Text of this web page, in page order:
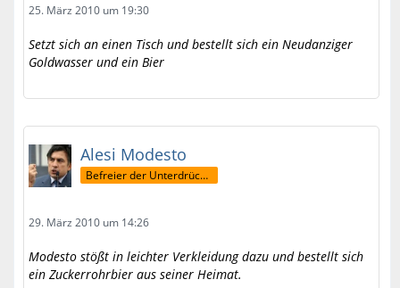
25. März 2010 um 19:30
Setzt sich an einen Tisch und bestellt sich ein Neudanziger
Goldwasser und ein Bier
Alesi Modesto
Befreier der Unterdrückten
29. März 2010 um 14:26
Modesto stößt in leichter Verkleidung dazu und bestellt sich
ein Zuckerrohrbier aus seiner Heimat.